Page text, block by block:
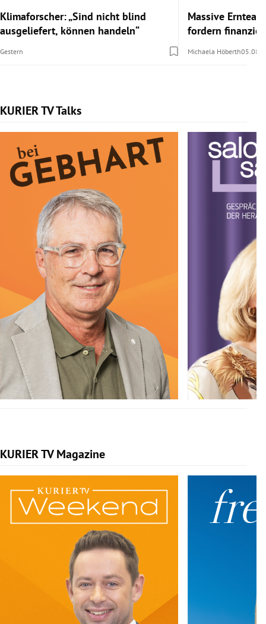
Klimaforscher: „Sind nicht blind
ausgeliefert, können handeln“
Gestern
Massive
fordern
Michaela Höberth
KURIER TV Talks
Slide 1 von 6
KURIER TV Magazine
Slide 1 von 5